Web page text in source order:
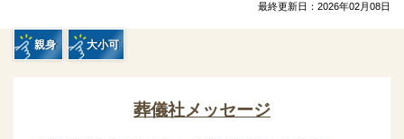
最終更新日： 2026年02月08日
親身 大小可
葬儀社メッセージ